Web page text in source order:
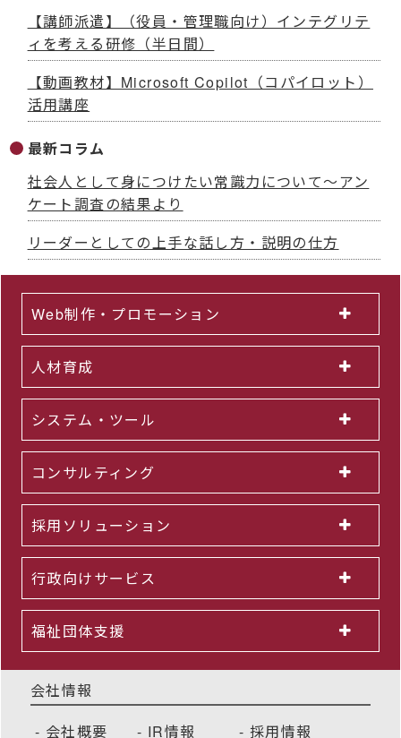
【講師派遣】（役員・管理職向け）インテグリテ
ィを考える研修（半日間）
【動画教材】Microsoft Copilot（コパイロット）
活用講座
最新コラム
社会人として身につけたい常識力について～アン
ケート調査の結果より
リーダーとしての上手な話し方・説明の仕方
Web制作・プロモーション
人材育成
システム・ツール
コンサルティング
採用ソリューション
行政向けサービス
福祉団体支援
会社情報
会社概要
IR情報 採用情報